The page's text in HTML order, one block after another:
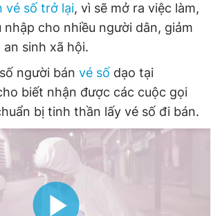
số 110/GP - BTTTT cấp ngày 24.3.2020
thuộc về Báo Thanh Niên. Cấm sao
thức nếu không có sự chấp thuận bằng văn
Technologies, JSC.
vé số trở lại, vì sẽ mở ra việc làm,
cho nhiều người dân, giảm
sinh xã hội.
người bán vé số dạo tại
biết nhận được các cuộc gọi
bị tinh thần lấy vé số đi bán.